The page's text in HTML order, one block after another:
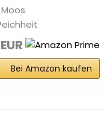
Bei Amazon kaufen